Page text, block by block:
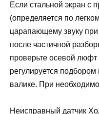
Если стальной экран с
(определяется по
царапающему звуку
после частичной
проверьте осевой
регулируется
валике. При
Неисправный датчик